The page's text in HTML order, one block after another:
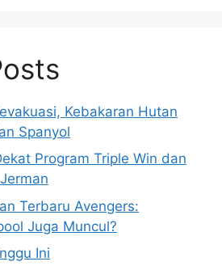
Kebakaran Hutan
Spanyol
Program Triple Win dan
Terbaru Avengers:
Juga Muncul?
Ini